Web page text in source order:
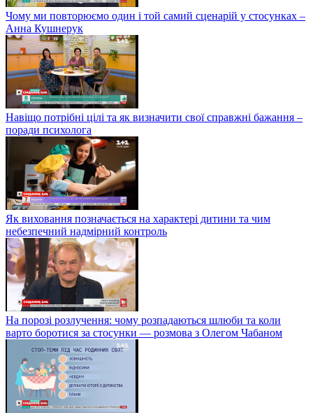
Чому ми повторюємо один і той самий сценарій у стосунках –
Анна Кушнерук
Навіщо потрібні цілі та як визначити свої справжні бажання –
поради психолога
Як виховання позначається на характері дитини та чим
небезпечний надмірний контроль
На порозі розлучення: чому розпадаються шлюби та коли
варто боротися за стосунки — розмова з Олегом Чабаном